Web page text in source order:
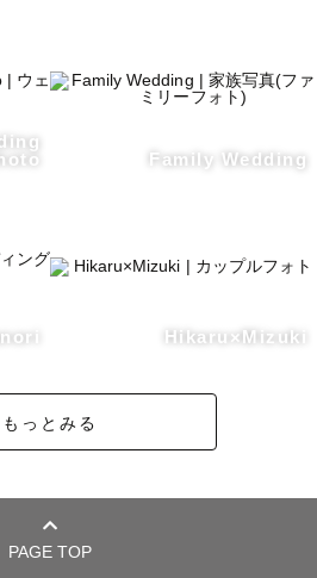
Family Wedding
Hikaru×Mizuki
もっとみる
PAGE TOP